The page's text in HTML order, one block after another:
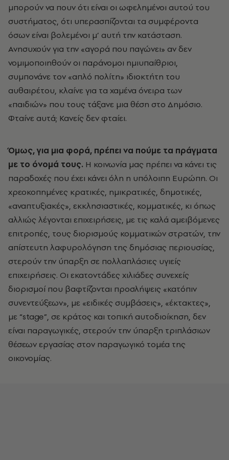
μπορούν να πουν ότι είναι οι ωφελημένοι αυτού του
συστήματος, ότι υπερασπίζονται τα συμφέροντα
όσων είναι βολεμένοι μ’ αυτή την κατάσταση.
Ανησυχούν για την «αγορά που παγώνει» αν δεν
νομιμοποιηθούν οι παράνομοι ημιυπαίθριοι,
συμπονάνε τον «απλό πολίτη» ιδιοκτήτη του
αυθαιρέτου, κλαίνε για τα χαμένα όνειρα των
«παιδιών» που τους τάξανε μια θέση στο Δημόσιο.
Φταίνε αυτά; Κανείς δεν φταίει.
Όμως, για μια φορά, πρέπει να πούμε τα πράγματα
με το όνομά τους. Η κοινωνία μας πρέπει να κάνει τις
παραδοχές που έχει κάνει όλη η υπόλοιπη Ευρώπη. Οι
χρεοκοπημένες κρατικές, ημικρατικές, δημοτικές,
«αναπτυξιακές», εκκλησιαστικές, κομματικές, κι όπως
αλλιώς λέγονται επιχειρήσεις, με τις καλά αμειβόμενες
επιτροπές, τους διορισμούς κομματικών στρατών, την
απίστευτη λαφυρολόγηση της δημόσιας περιουσίας,
στερούν την ύπαρξη σε πολλαπλάσιες υγιείς
επιχειρήσεις. Οι εκατοντάδες χιλιάδες συνεχείς
διορισμοί που βαφτίζονται προσλήψεις «κατόπιν
συνεντεύξεων», με «ειδικές συμβάσεις», «έκτακτες»,
με “stage”, σε κράτος και τοπική αυτοδιοίκηση, δεν
είναι παραγωγικές, στερούν την ύπαρξη τριπλάσιων
θέσεων εργασίας στον παραγωγικό τομέα της
οικονομίας.